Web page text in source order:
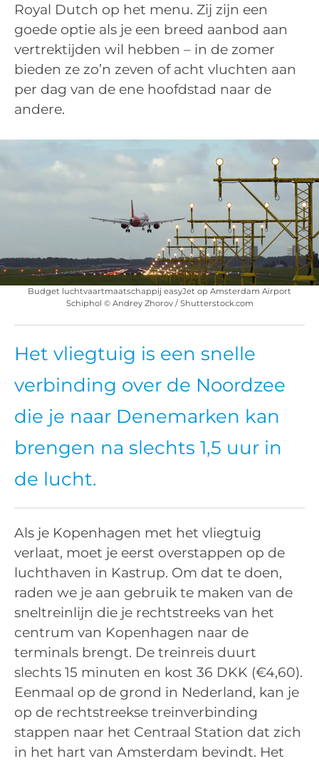
Royal Dutch op het menu. Zij zijn een
goede optie als je een breed aanbod aan
vertrektijden wil hebben – in de zomer
bieden ze zo’n zeven of acht vluchten aan
per dag van de ene hoofdstad naar de
andere.
Budget luchtvaartmaatschappij easyJet op Amsterdam Airport
Schiphol © Andrey Zhorov / Shutterstock.com
Het vliegtuig is een snelle
verbinding over de Noordzee
die je naar Denemarken kan
brengen na slechts 1,5 uur in
de lucht.
Als je Kopenhagen met het vliegtuig
verlaat, moet je eerst overstappen op de
luchthaven in Kastrup. Om dat te doen,
raden we je aan gebruik te maken van de
sneltreinlijn die je rechtstreeks van het
centrum van Kopenhagen naar de
terminals brengt. De treinreis duurt
slechts 15 minuten en kost 36 DKK (€4,60).
Eenmaal op de grond in Nederland, kan je
op de rechtstreekse treinverbinding
stappen naar het Centraal Station dat zich
in het hart van Amsterdam bevindt. Het